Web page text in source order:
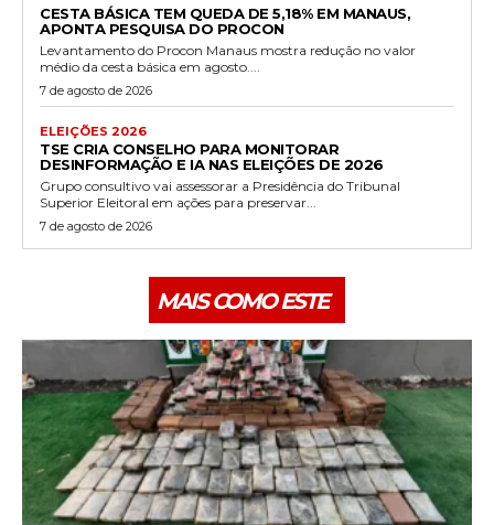
CESTA BÁSICA TEM QUEDA DE 5,18% EM MANAUS,
APONTA PESQUISA DO PROCON
Levantamento do Procon Manaus mostra redução no valor
médio da cesta básica em agosto....
7 de agosto de 2026
ELEIÇÕES 2026
TSE CRIA CONSELHO PARA MONITORAR
DESINFORMAÇÃO E IA NAS ELEIÇÕES DE 2026
Grupo consultivo vai assessorar a Presidência do Tribunal
Superior Eleitoral em ações para preservar...
7 de agosto de 2026
MAIS COMO ESTE